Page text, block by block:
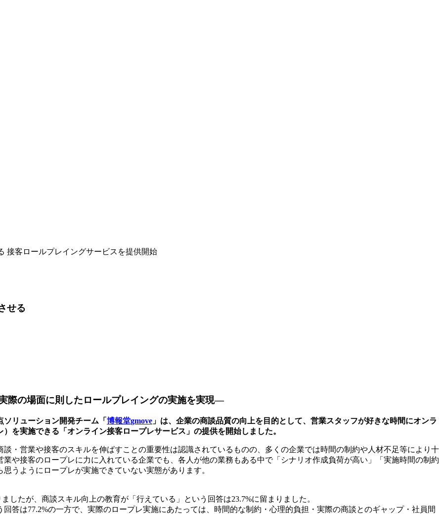
接客ロールプレイングサービスを提供開始
せる
際の場面に則したロールプレイングの実施を実現―
リューション開発チーム「 博報堂gmove 」は、企業の商談品質の向上を目的として、営業スタッフが好きな時間にオンラ
を実施できる「オンライン接客ロープレサービス」の提供を開始しました。
・営業や接客のスキルを伸ばすことの重要性は認識されているものの、多くの企業では時間の制約や人材不足等により十
や接客のロープレに力に入れている企業でも、各人が他の業務もある中で「シナリオ作成負荷が高い」「実施時間の制約
うようにロープレが実施できていない実態があります。
したが、商談スキル向上の教育が「行えている」という回答は23.7%に留まりました。
答は77.2%の一方で、実際のロープレ実施にあたっては、時間的な制約・心理的負担・実際の商談とのギャップ・社員間